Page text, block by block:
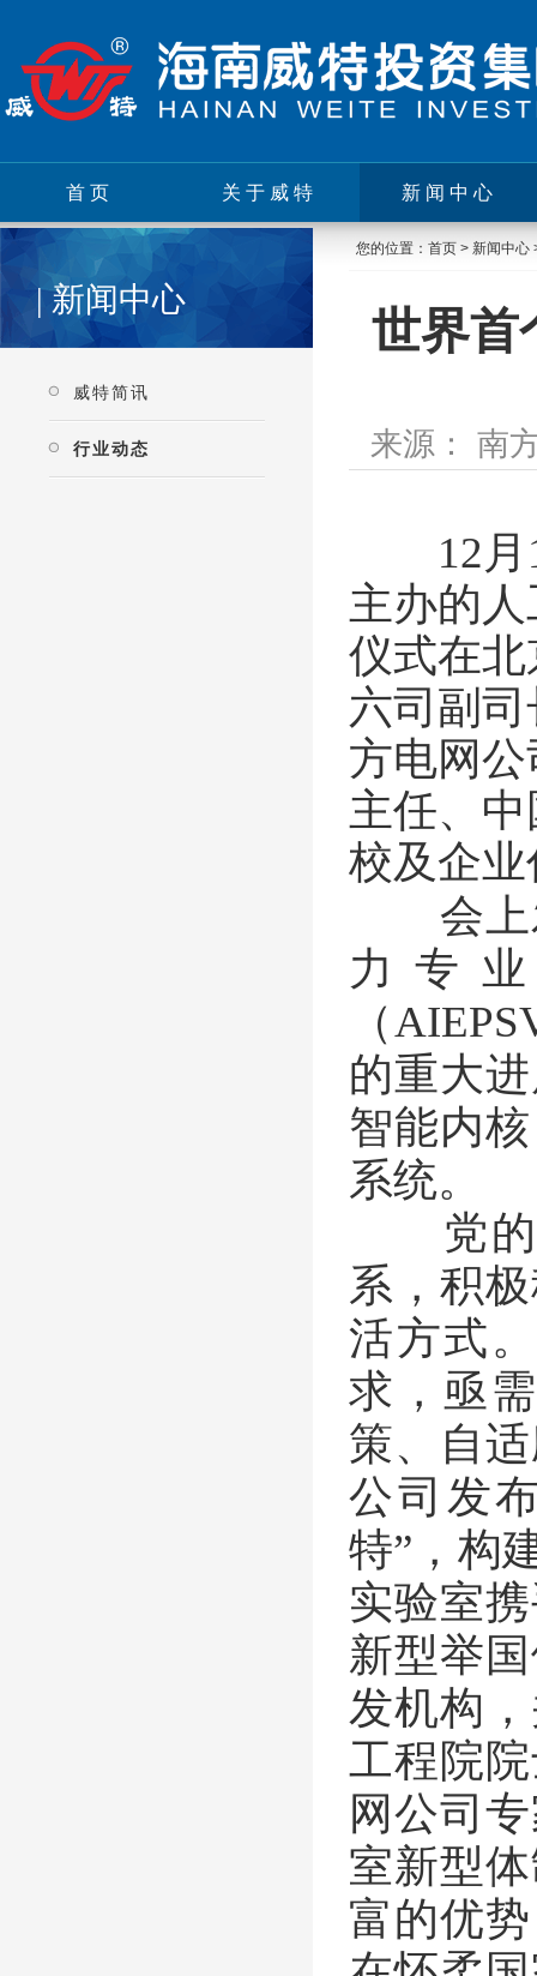
首页 关于威特 新闻中心
| 新闻中心
威特简讯
行业动态
您的位置： 首页 > 新闻中心
世界首
来源： 南
12月19
主办的
仪式在
六司副
方电网
主任、
校及企
会上发
力专
（
的重大
智能内
系统。
党的
系，积
活方式
求，亟
策、自
公司发
特”，构
实验室
新型举
发机构
工程院
网公司
室新型
富的优